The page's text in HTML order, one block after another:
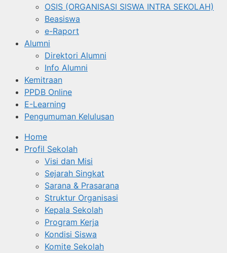
OSIS (ORGANISASI SISWA INTRA SEKOLAH)
Beasiswa
e-Raport
Alumni
Direktori Alumni
Info Alumni
Kemitraan
PPDB Online
E-Learning
Pengumuman Kelulusan
Home
Profil Sekolah
Visi dan Misi
Sejarah Singkat
Sarana & Prasarana
Struktur Organisasi
Kepala Sekolah
Program Kerja
Kondisi Siswa
Komite Sekolah